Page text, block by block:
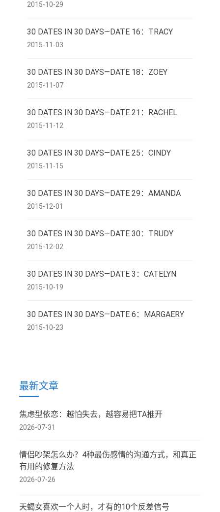
2015-10-29
30 DATES IN 30 DAYS—DATE 16：TRACY
2015-11-03
30 DATES IN 30 DAYS—DATE 18：ZOEY
2015-11-07
30 DATES IN 30 DAYS—DATE 21：RACHEL
2015-11-12
30 DATES IN 30 DAYS—DATE 25：CINDY
2015-11-15
30 DATES IN 30 DAYS—DATE 29：AMANDA
2015-12-01
30 DATES IN 30 DAYS—DATE 30：TRUDY
2015-12-02
30 DATES IN 30 DAYS—DATE 3：CATELYN
2015-10-19
30 DATES IN 30 DAYS—DATE 6：MARGAERY
2015-10-23
最新文章
焦虑型依恋：越怕失去，越容易把TA推开
2026-07-31
情侣吵架怎么办？4种最伤感情的沟通方式，和真正
有用的修复方法
2026-07-26
天蝎女喜欢一个人时，才有的10个反差信号